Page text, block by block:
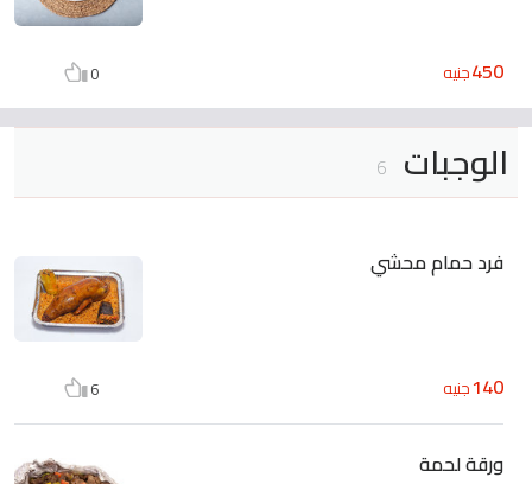
450جنيه 0
الوجبات 6
فرد حمام محشي
140جنيه 6
ورقة لحمة